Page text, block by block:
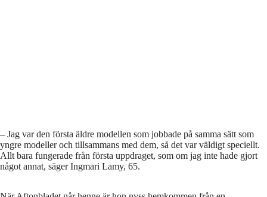
– Jag var den första äldre modellen som jobbade på samma sätt som
yngre modeller och tillsammans med dem, så det var väldigt speciellt.
Allt bara fungerade från första uppdraget, som om jag inte hade gjort
något annat, säger Ingmari Lamy, 65.